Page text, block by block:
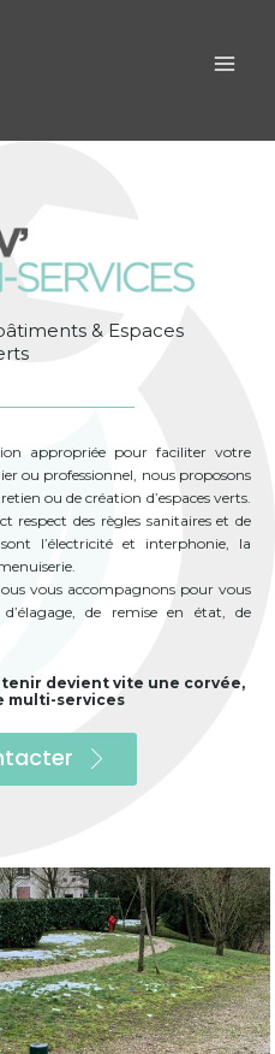
& Espaces
appropriée pour faciliter votre
ou professionnel, nous proposons
ou de création d’espaces verts.
respect des règles sanitaires et de
l’électricité et interphonie, la
vous accompagnons pour vous
de remise en état, de
devient vite une corvée,
multi-services